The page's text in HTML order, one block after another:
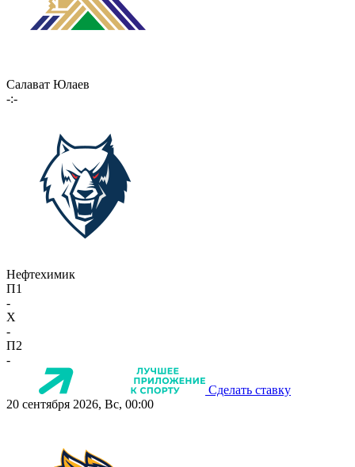
Салават Юлаев
-:-
Нефтехимик
П1
-
X
-
П2
-
Сделать ставку
20 сентября 2026, Вс, 00:00